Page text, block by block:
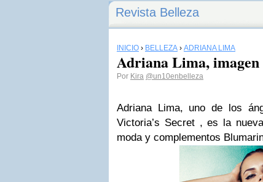
Revista Belleza
INICIO › BELLEZA › ADRIANA LIMA
Adriana Lima,
Por Kira @un10enbelleza
Adriana Lima, uno de los
Victoria’s Secret , es la
moda y complementos